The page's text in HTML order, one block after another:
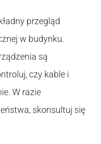
przegląd
w budynku.
są
czy kable i
W razie
skonsultuj się